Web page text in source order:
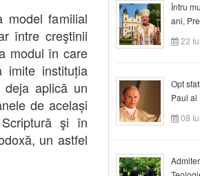
model familial
între creştinii
modul în care
imite instituția
deja aplică un
de același
şi în
un astfel
Întru
ani,
Claudiu!
22
Opt
Paul al
creștin
08